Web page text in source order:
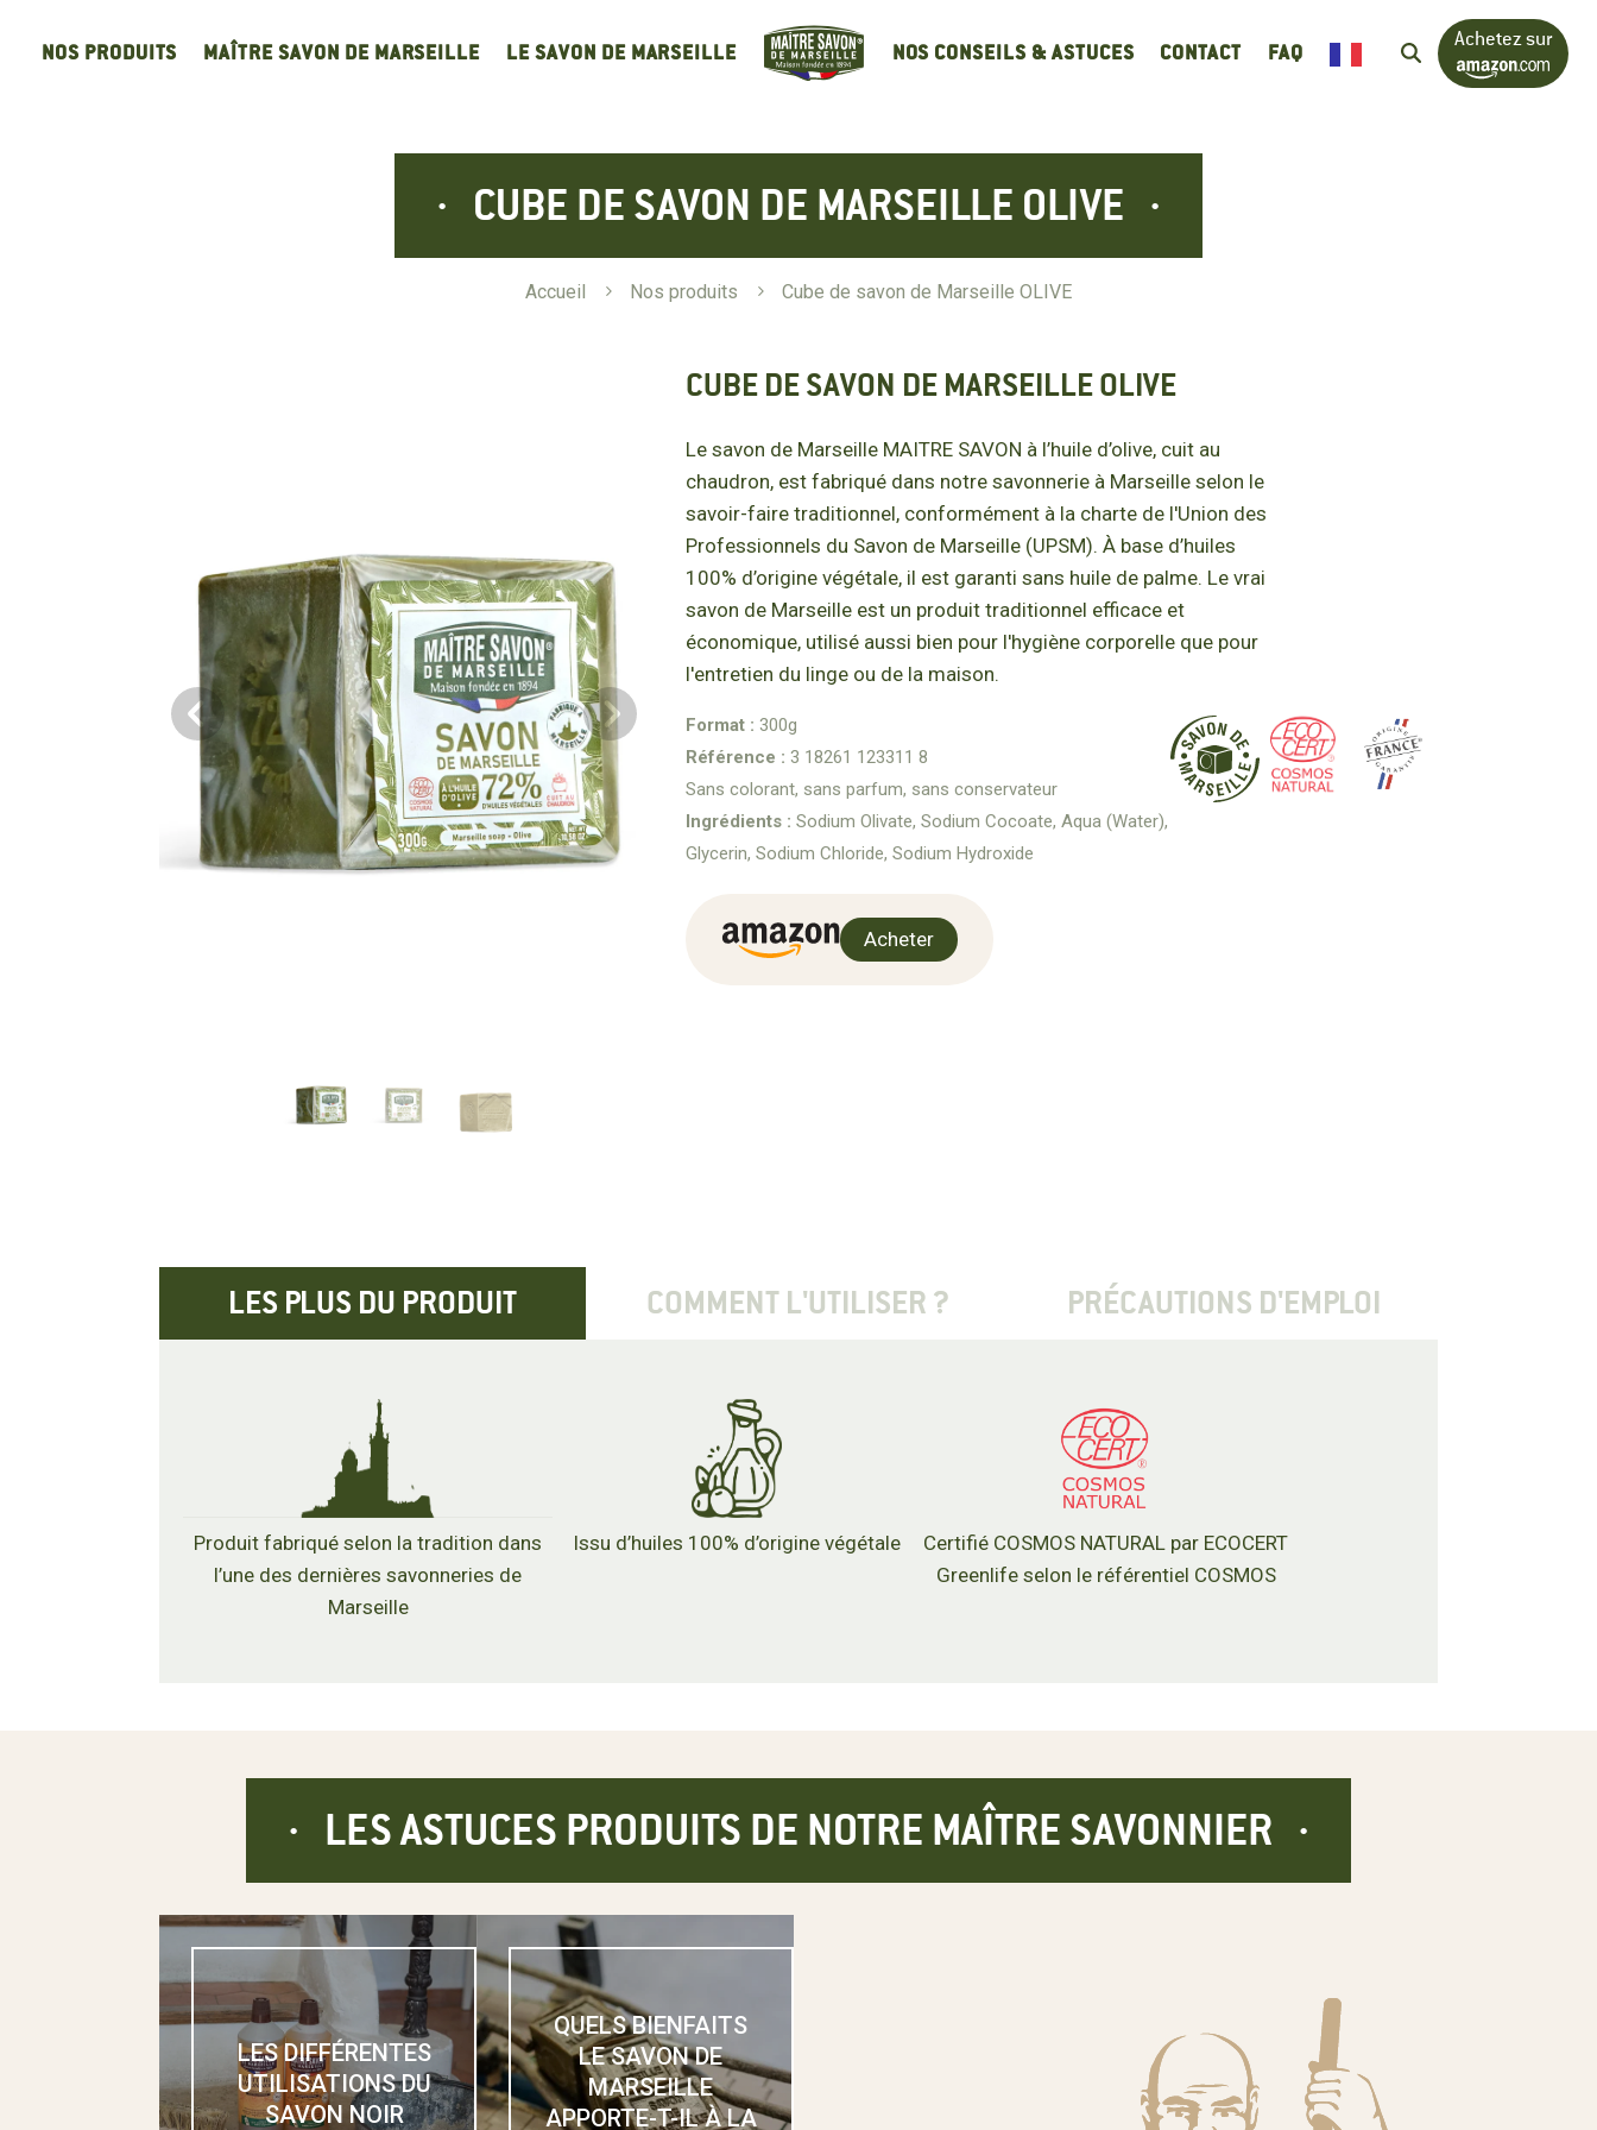
NOS PRODUITS MAÎTRE SAVON DE MARSEILLE LE SAVON DE MARSEILLE NOS CONSEILS & ASTUCES CONTACT FAQ
Achetez sur
CUBE DE SAVON DE MARSEILLE OLIVE
Accueil 5 Nos produits 5 Cube de savon de Marseille OLIVE
CUBE DE SAVON DE MARSEILLE OLIVE
Le savon de Marseille MAITRE SAVON à l’huile d’olive, cuit au
chaudron, est fabriqué dans notre savonnerie à Marseille selon le
savoir-faire traditionnel, conformément à la charte de l'Union des
Professionnels du Savon de Marseille (UPSM). À base d’huiles
100% d’origine végétale, il est garanti sans huile de palme. Le vrai
savon de Marseille est un produit traditionnel efficace et
économique, utilisé aussi bien pour l'hygiène corporelle que pour
l'entretien du linge ou de la maison.
Format :300g
Référence :3 18261 123311 8
Sans colorant, sans parfum, sans conservateur
Ingrédients :Sodium Olivate, Sodium Cocoate, Aqua (Water),
Glycerin, Sodium Chloride, Sodium Hydroxide
Acheter
LES PLUS DU PRODUIT COMMENT L'UTILISER ? PRÉCAUTIONS D'EMPLOI
Produit fabriqué selon la tradition dans
l’une des dernières savonneries de
Marseille
Issu d’huiles 100% d’origine végétale
Certifié COSMOS NATURAL par ECOCERT
Greenlife selon le référentiel COSMOS
LES ASTUCES PRODUITS DE NOTRE MAÎTRE SAVONNIER
LES DIFFÉRENTES
UTILISATIONS DU
SAVON NOIR
QUELS BIENFAITS
LE SAVON DE
MARSEILLE
APPORTE-T-IL À LA